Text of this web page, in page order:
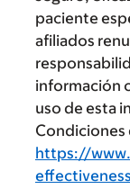
paciente
afiliados
información
uso de esta
Condiciones
https://